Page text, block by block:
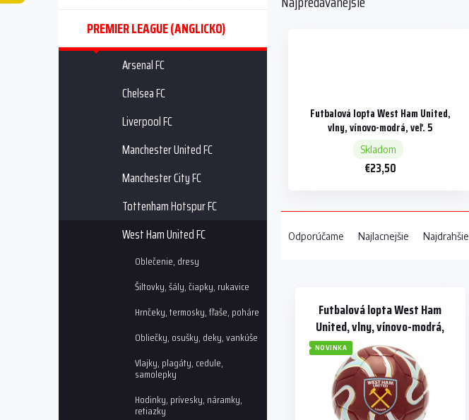
l
PREMIER LEAGUE (ANGLICKO)
Arsenal FC
Chelsea FC
Liverpool FC
Manchester United FC
Manchester City FC
Tottenham Hotspur FC
West Ham United FC
Oblečenie, dresy
Šiltovky, šály, čiapky, rukavice
Hrnčeky, termosky, fľaše, poháre
Obliečky, osušky, deky, vankúše
Vlajky, plagáty, cedule,
samolepky
Hodinky, prívesky, náramky,
retiazky
Futbalová lopta West Ham United,
vlny, vínovo-modrá, veľ. 5
Skladom
€23,50
R
Odporúčame Najlacnejšie Najdrahšie
Futbalová lopta West Ham
United, vlny, vínovo-modrá,
veľ. 5
NOVINKA